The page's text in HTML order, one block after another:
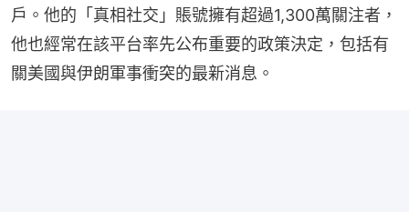
戶。他的「真相社交」賬號擁有超過1,300萬關注者，
他也經常在該平台率先公布重要的政策決定，包括有
關美國與伊朗軍事衝突的最新消息。